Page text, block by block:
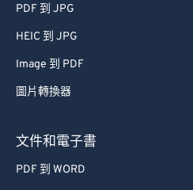
PDF 到 JPG
HEIC 到 JPG
Image 到 PDF
圖片轉換器
文件和電子書
PDF 到 WORD